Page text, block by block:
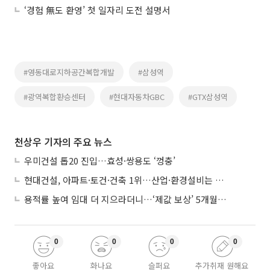
‘경험 無도 환영’ 첫 일자리 도전 설명서
#영동대로지하공간복합개발 #삼성역
#광역복합환승센터 #현대자동차GBC #GTX삼성역
천상우 기자의 주요 뉴스
우미건설 톱20 진입…효성·쌍용도 ‘껑충’
현대건설, 아파트·토건·건축 1위…산업·환경설비는 삼성E&A
용적률 높여 임대 더 지으라더니…‘제값 보상’ 5개월째 국회에 발목
좋아요
0
화나요
0
슬퍼요
0
추가취재 원해요
0